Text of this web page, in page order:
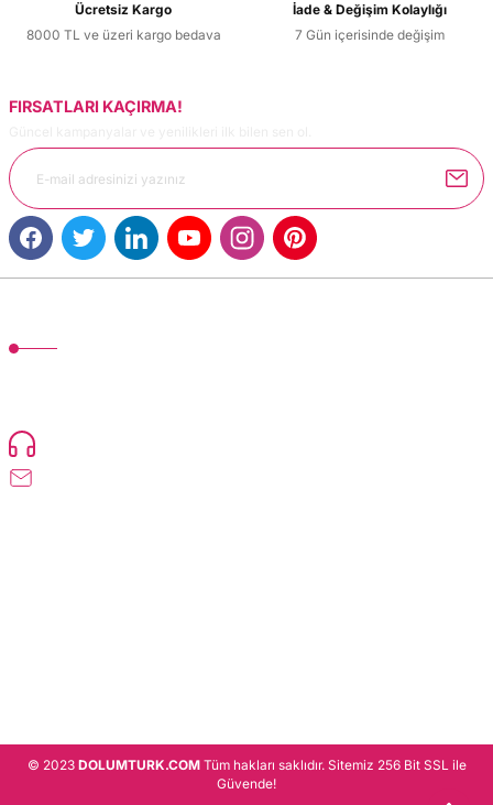
Ürün fiyatı diğer sitelerden daha pahalı.
Bu ürüne benzer farklı alternatifler olmalı.
Ücretsiz Kargo
8000 TL ve üzeri kargo bedava
İade & Değişim Kolaylığı
7 Gün içerisinde değişim
FIRSATLARI KAÇIRMA!
© 2023 DOLUMTURK.COMTüm hakları saklıdır. Sitemiz 256 Bit SSL ile
Güvende!